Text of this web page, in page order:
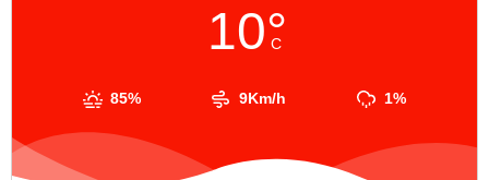
10°
C
85% 9Km/h 1%